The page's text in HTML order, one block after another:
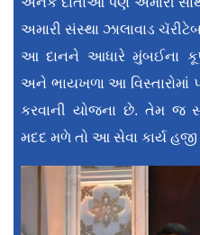
અમારી સંસ્થા ઝાલાવાડ
આ દાનને આધારે મુંબઈના
અને ભાયખળા આ વિસ્તારોમાં
કરવાની યોજના છે. તેમ જ
મદદ મળે તો આ સેવા કાર્ય